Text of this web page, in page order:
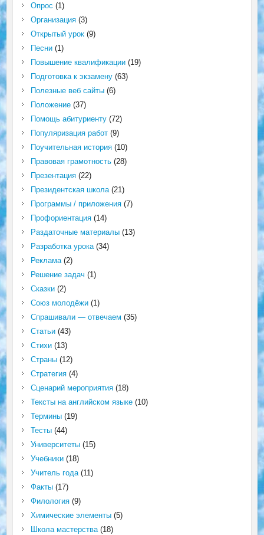
Опрос (1)
Организация(3)
Открытый урок(9)
Песни(1)
Повышение квалификации(19)
Подготовка к экзамену(63)
Полезные веб сайты(6)
Положение(37)
Помощь абитуриенту(72)
Популяризация работ(9)
Поучительная история(10)
Правовая грамотность(28)
Презентация(22)
Президентская школа(21)
Программы / приложения(7)
Профориентация(14)
Раздаточные материалы(13)
Разработка урока(34)
Реклама(2)
Решение задач (1)
Сказки(2)
Союз молодёжи(1)
Спрашивали — отвечаем (35)
Статьи(43)
Стихи(13)
Страны(12)
Стратегия(4)
Сценарий мероприятия(18)
Тексты на английском языке(10)
Термины(19)
Тесты(44)
Университеты(15)
Учебники(18)
Учитель года(11)
Факты(17)
Филология(9)
Химические элементы(5)
Школа мастерства(18)